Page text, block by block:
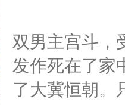
双男主宫斗，
发作死在了家
了大冀恒朝。